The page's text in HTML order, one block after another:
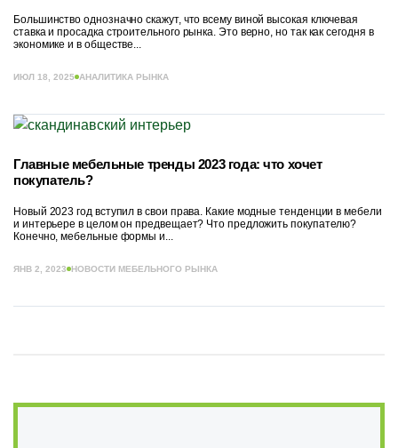
Большинство однозначно скажут, что всему виной высокая ключевая
ставка и просадка строительного рынка. Это верно, но так как сегодня в
экономике и в обществе...
ИЮЛ 18, 2025 АНАЛИТИКА РЫНКА
Главные мебельные тренды 2023 года: что хочет
покупатель?
Новый 2023 год вступил в свои права. Какие модные тенденции в мебели
и интерьере в целом он предвещает? Что предложить покупателю?
Конечно, мебельные формы и...
ЯНВ 2, 2023 НОВОСТИ МЕБЕЛЬНОГО РЫНКА